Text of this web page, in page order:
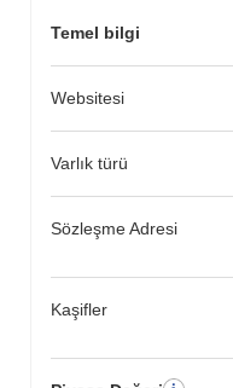
Temel bilgi
Websitesi
Varlık türü
Sözleşme Adresi
Kaşifler